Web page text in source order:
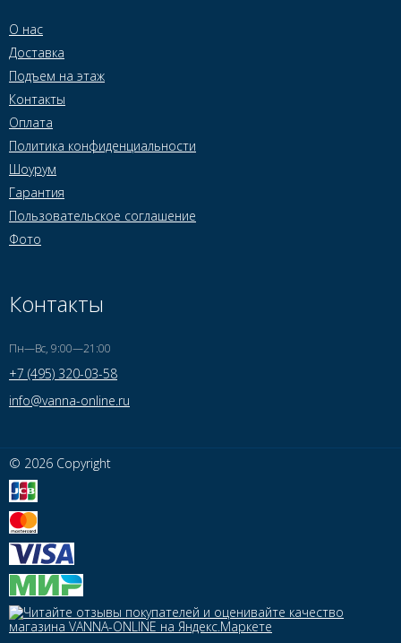
О нас
Доставка
Подъем на этаж
Контакты
Оплата
Политика конфиденциальности
Шоурум
Гарантия
Пользовательское соглашение
Фото
Контакты
Пн—Вс, 9:00—21:00
+7 (495) 320-03-58
info@vanna-online.ru
© 2026 Copyright